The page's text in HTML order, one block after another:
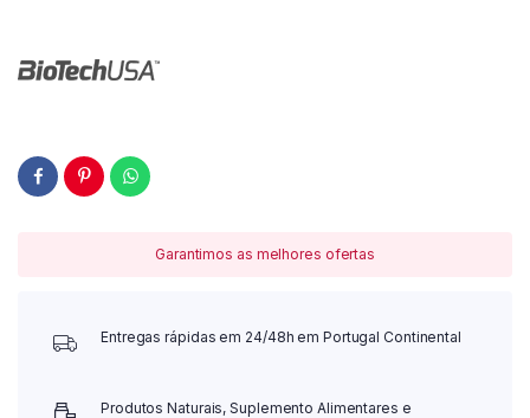
Garantimos as melhores ofertas
Entregas rápidas em 24/48h em Portugal Continental
Produtos Naturais, Suplemento Alimentares e